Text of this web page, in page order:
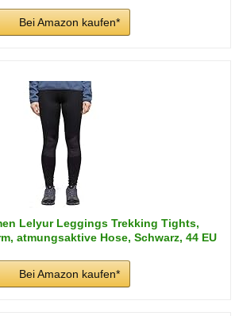
Bei Amazon kaufen*
Lelyur Leggings Trekking Tights,
atmungsaktive Hose, Schwarz, 44 EU
Bei Amazon kaufen*